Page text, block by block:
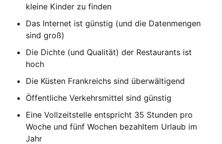
kleine Kinder zu finden
Das Internet ist günstig (und die Datenmengen
sind groß)
Die Dichte (und Qualität) der Restaurants ist
hoch
Die Küsten Frankreichs sind überwältigend
Öffentliche Verkehrsmittel sind günstig
Eine Vollzeitstelle entspricht 35 Stunden pro
Woche und fünf Wochen bezahltem Urlaub im
Jahr